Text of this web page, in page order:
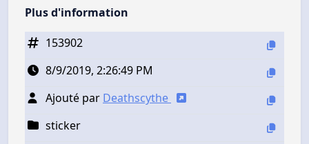
Plus d'information
153902
8/9/2019, 2:26:49 PM
Ajouté par Deathscythe
sticker